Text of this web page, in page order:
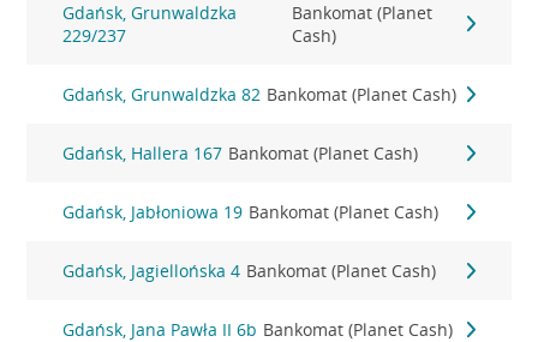
Gdańsk, Grunwaldzka
229/237
Bankomat (Planet
Cash)
Gdańsk, Grunwaldzka 82 Bankomat (Planet Cash)
Gdańsk, Hallera 167 Bankomat (Planet Cash)
Gdańsk, Jabłoniowa 19 Bankomat (Planet Cash)
Gdańsk, Jagiellońska 4 Bankomat (Planet Cash)
Gdańsk, Jana Pawła II 6b Bankomat (Planet Cash)